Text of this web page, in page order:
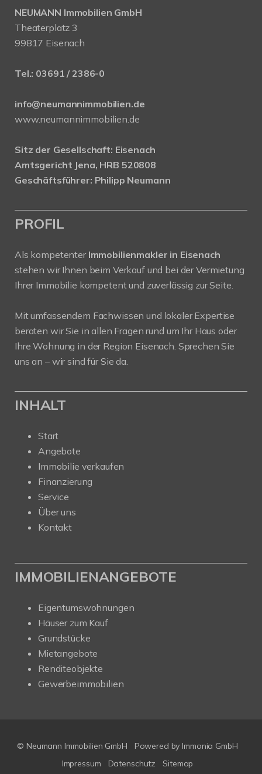
NEUMANN Immobilien GmbH
Theaterplatz 3
99817 Eisenach
Tel.: 03691 / 2386-0
info@neumannimmobilien.de
www.neumannimmobilien.de
Sitz der Gesellschaft: Eisenach
Amtsgericht Jena, HRB 520808
Geschäftsführer: Philipp Neumann
PROFIL
Als kompetenter Immobilienmakler in Eisenach
stehen wir Ihnen beim Verkauf und bei der Vermietung
Ihrer Immobilie kompetent und zuverlässig zur Seite.
Mit umfassendem Fachwissen und lokaler Expertise
beraten wir Sie in allen Fragen rund um Ihr Haus oder
Ihre Wohnung in der Region Eisenach. Sprechen Sie
uns an – wir sind für Sie da.
INHALT
Start
Angebote
Immobilie verkaufen
Finanzierung
Service
Über uns
Kontakt
IMMOBILIENANGEBOTE
Eigentumswohnungen
Häuser zum Kauf
Grundstücke
Mietangebote
Renditeobjekte
Gewerbeimmobilien
© Neumann Immobilien GmbH Powered by Immonia GmbH
Impressum
Datenschutz Sitemap